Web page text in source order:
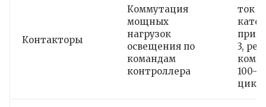
Контакторы
Коммутация
мощных
нагрузок
освещения по
командам
контроллера
ток
3,